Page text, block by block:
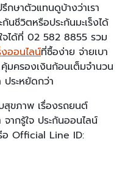
ษาตัวแทนดูบ้างว่าเรา
นชีวิตหรือประกันมะเร็งได้
จได้ที่ 02 582 8855 รวม
งออนไลน์ที่ซื้อง่าย จ่ายเบา
มครองเงินก้อนเต็มจำนวน
ระหยัดกว่า
สุขภาพ เรื่องรถยนต์
ากรู้ใจ ประกันออนไลน์
อ Official Line ID: